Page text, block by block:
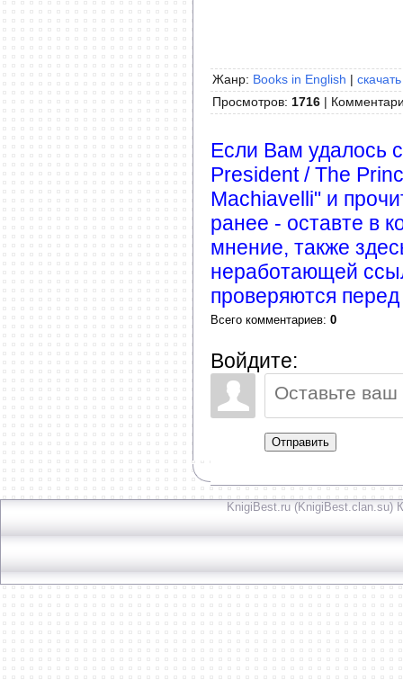
Жанр: Books in English |
Просмотров: 1716 |
Если Вам удалось
President / The
Machiavelli" и
ранее - оставте в
мнение, также
неработающей
проверяются
Всего комментариев: 0
Войдите:
Отправить
KnigiBest.ru (KnigiBest.clan.su)